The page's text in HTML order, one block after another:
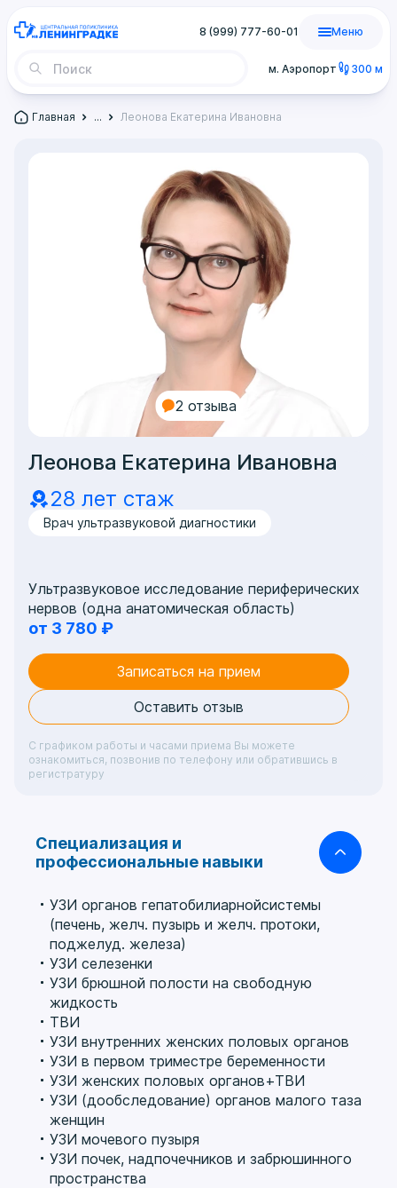
м. Аэропорт 300 м
8 (999) 777-60-01 Меню
Главная ... Леонова Екатерина Ивановна
2 отзыва
Леонова Екатерина Ивановна
28 лет стаж
Врач ультразвуковой диагностики
Ультразвуковое исследование периферических
нервов (одна анатомическая область)
от 3 780 ₽
Записаться на прием
Оставить отзыв
С графиком работы и часами приема Вы можете
ознакомиться, позвонив по телефону или обратившись в
регистратуру
Специализация и
профессиональные навыки
УЗИ органов гепатобилиарнойcистемы
(печень, желч. пузырь и желч. протоки,
поджелуд. железа)
УЗИ селезенки
УЗИ брюшной полости на свободную
жидкость
ТВИ
УЗИ внутренних женских половых органов
УЗИ в первом триместре беременности
УЗИ женских половых органов+ТВИ
УЗИ (дообследование) органов малого таза
женщин
УЗИ мочевого пузыря
УЗИ почек, надпочечников и забрюшинного
пространства